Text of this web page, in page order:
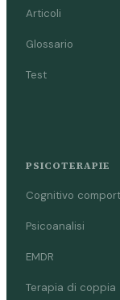
Articoli
Glossario
Test
PSICOTERAPIE
Cognitivo
Psicoanalisi
EMDR
Terapia di coppia